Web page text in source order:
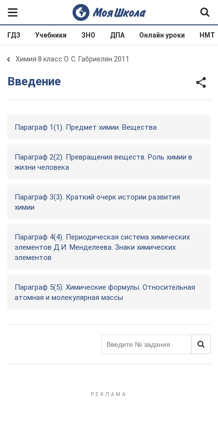
ГДЗ Учебники ЗНО ДПА Онлайн уроки НМТ
Химия 8 класс О. С. Габриелян 2011
Введение
Параграф 1(1). Предмет химии. Вещества
Параграф 2(2). Превращения веществ. Роль химии в
жизни человека
Параграф 3(3). Краткий очерк истории развития
химии
Параграф 4(4). Периодическая система химических
элементов Д.И. Менделеева. Знаки химических
элементов
Параграф 5(5). Химические формулы. Относительная
атомная и молекулярная массы